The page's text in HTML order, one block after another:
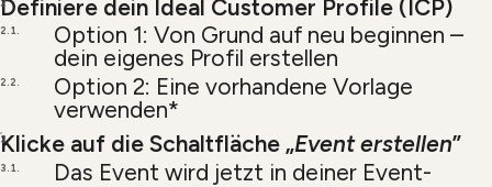
Definiere dein Ideal Customer Profile (ICP)
Option 1: Von Grund auf neu beginnen –
dein eigenes Profil erstellen
Option 2: Eine vorhandene Vorlage
verwenden*
Klicke auf die Schaltfläche „Event erstellen”
Das Event wird jetzt in deiner Event-